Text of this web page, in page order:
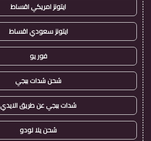
ايتونز امريكي اقساط
ايتونز سعودي اقساط
فور يو
شحن شدات ببجي
شدات ببجي عن طريق الايدي
شحن يلا لودو